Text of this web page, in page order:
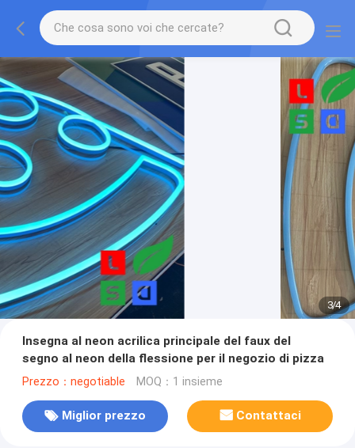
3/4
Insegna al neon acrilica principale del faux del
segno al neon della flessione per il negozio di pizza
Prezzo：negotiable MOQ：1 insieme
Miglior prezzo Contattaci